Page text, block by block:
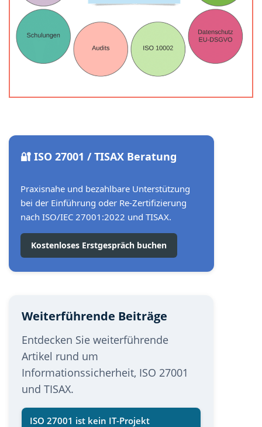
🔐 ISO 27001 / TISAX Beratung
Praxisnahe und bezahlbare Unterstützung
bei der Einführung oder Re-Zertifizierung
nach ISO/IEC 27001:2022 und TISAX.
Kostenloses Erstgespräch buchen
Weiterführende Beiträge
Entdecken Sie weiterführende
Artikel rund um
Informationssicherheit, ISO 27001
und TISAX.
ISO 27001 ist kein IT-Projekt